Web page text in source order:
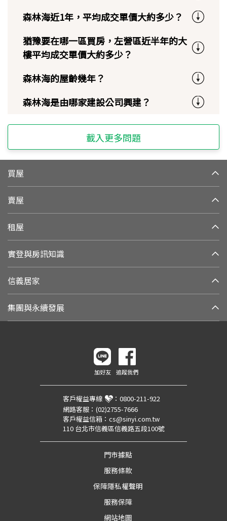
森林海近1年，平均成交單價大約多少？
猶豫要在哪一區買房，左營區近半年的大
樓平均成交單價大約多少？
森林海的屋齡幾年？
森林海是由哪家建設公司興建？
載入更多問題
買屋
賣屋
租屋
實登與房訊知識
信義居家
集團與永續發展
加好友 追蹤我們
客戶權益專線 ： 0800-211-922
網路客服： (02)2755-7666
客戶權益信箱： cs@sinyi.com.tw
110 台北市信義區信義路五段100號
門市據點
服務條款
保障隱私權聲明
服務保障
網站地圖